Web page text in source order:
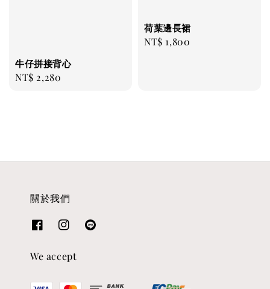
牛仔拼接背心
Regular
NT$ 2,280
荷葉邊長裙
Regular
NT$ 1,800
關於我們
We accept